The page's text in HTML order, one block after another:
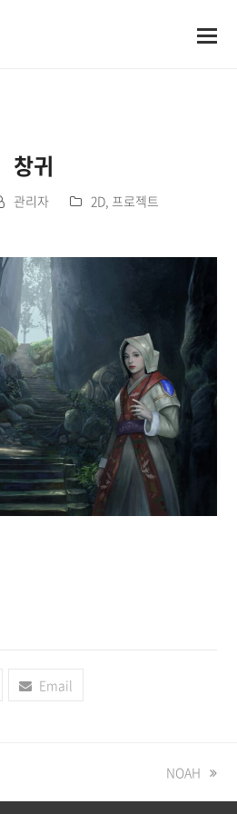
창귀
관리자 2D, 프로젝트
Email
next
NOAH